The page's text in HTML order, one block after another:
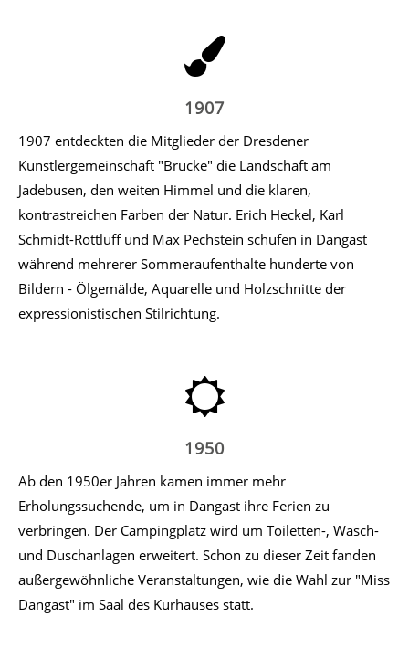
1907
1907 entdeckten die Mitglieder der Dresdener
Künstlergemeinschaft "Brücke" die Landschaft am
Jadebusen, den weiten Himmel und die klaren,
kontrastreichen Farben der Natur. Erich Heckel, Karl
Schmidt-Rottluff und Max Pechstein schufen in Dangast
während mehrerer Sommeraufenthalte hunderte von
Bildern - Ölgemälde, Aquarelle und Holzschnitte der
expressionistischen Stilrichtung.
1950
Ab den 1950er Jahren kamen immer mehr
Erholungssuchende, um in Dangast ihre Ferien zu
verbringen. Der Campingplatz wird um Toiletten-, Wasch-
und Duschanlagen erweitert. Schon zu dieser Zeit fanden
außergewöhnliche Veranstaltungen, wie die Wahl zur "Miss
Dangast" im Saal des Kurhauses statt.